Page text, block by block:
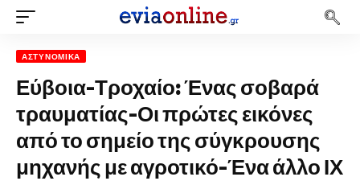
ΑΣΤΥΝΟΜΙΚΆ
Εύβοια-Τροχαίο: Ένας σοβαρά
τραυματίας-Οι πρώτες εικόνες
από το σημείο της σύγκρουσης
μηχανής με αγροτικό-Ένα άλλο ΙΧ